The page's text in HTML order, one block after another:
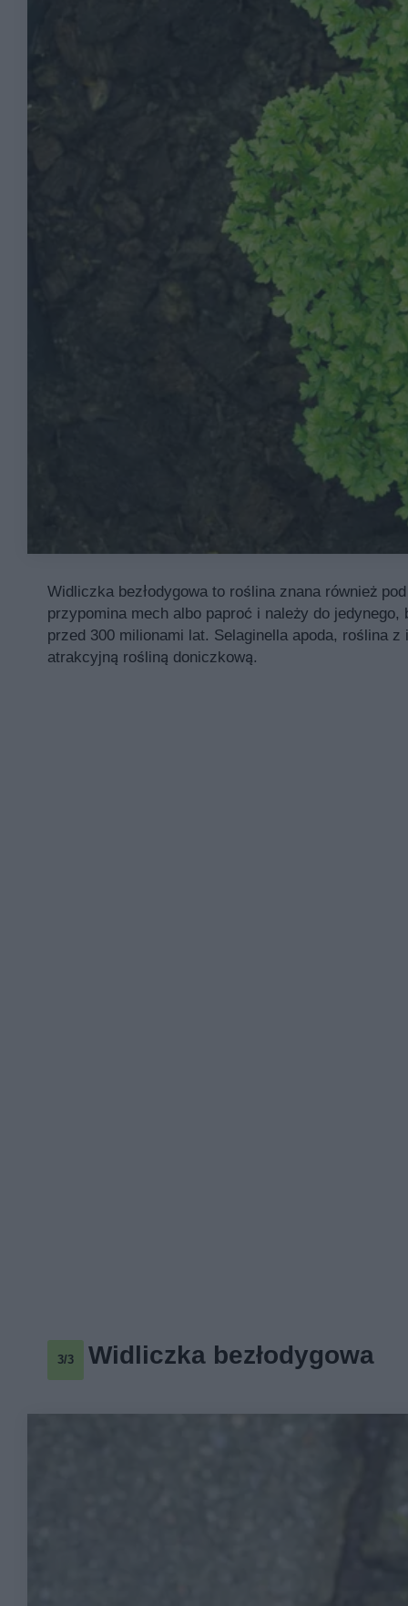
Widliczka bezłodygowa to roślina znana również
przypomina mech albo paproć i należy do
przed 300 milionami lat. Selaginella apoda, roślina
atrakcyjną rośliną doniczkową.
3/3 Widliczka bezłodygowa